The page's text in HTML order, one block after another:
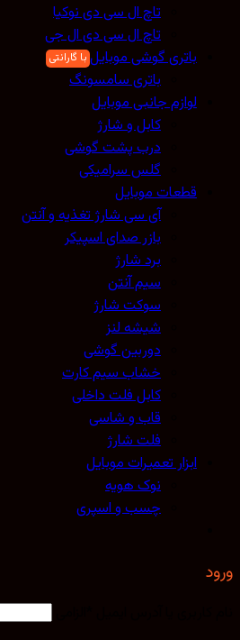
تاچ ال سی دی نوکیا
تاچ ال سی دی ال جی
باتری گوشی موبایل
باتری سامسونگ
لوازم جانبی موبایل
کابل و شارژ
درب پشت گوشی
گلس سرامیکی
قطعات موبایل
آی سی شارژ تغذیه و آنتن
بازر صدای اسپیکر
برد شارژ
سیم آنتن
سوکت شارژ
شیشه لنز
دوربین گوشی
خشاب سیم کارت
کابل فلت داخلی
قاب و شاسی
فلت شارژ
ابزار تعمیرات موبایل
نوک هویه
چسب و اسپری